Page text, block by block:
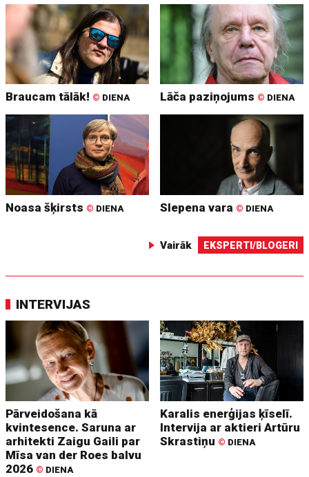
Braucam tālāk! © DIENA Lāča paziņojums © DIENA
Noasa šķirsts © DIENA Slepena vara © DIENA
Vairāk EKSPERTI/BLOGERI
INTERVIJAS
Pārveidošana kā
kvintesence. Saruna ar
arhitekti Zaigu Gaili par
Mīsa van der Roes balvu
2026 © DIENA
Karalis enerģijas ķīselī.
Intervija ar aktieri Artūru
Skrastiņu © DIENA